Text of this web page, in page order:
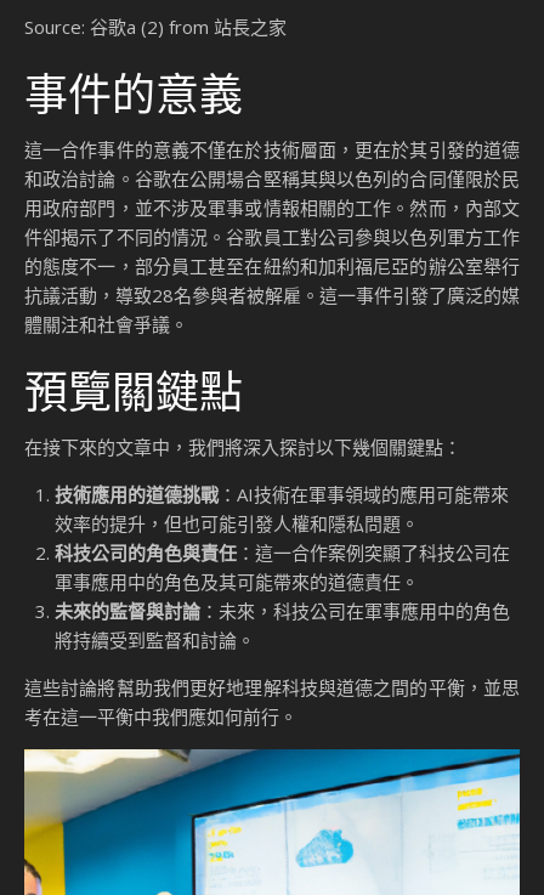
Source: 谷歌a (2) from 站長之家
事件的意義
這一合作事件的意義不僅在於技術層面，更在於其引發的道德
和政治討論。谷歌在公開場合堅稱其與以色列的合同僅限於民
用政府部門，並不涉及軍事或情報相關的工作。然而，內部文
件卻揭示了不同的情況。谷歌員工對公司參與以色列軍方工作
的態度不一，部分員工甚至在紐約和加利福尼亞的辦公室舉行
抗議活動，導致28名參與者被解雇。這一事件引發了廣泛的媒
體關注和社會爭議。
預覽關鍵點
在接下來的文章中，我們將深入探討以下幾個關鍵點：
技術應用的道德挑戰：AI技術在軍事領域的應用可能帶來
效率的提升，但也可能引發人權和隱私問題。
科技公司的角色與責任 ：這一合作案例突顯了科技公司在
軍事應用中的角色及其可能帶來的道德責任。
未來的監督與討論：未來，科技公司在軍事應用中的角色
將持續受到監督和討論。
這些討論將幫助我們更好地理解科技與道德之間的平衡，並思
考在這一平衡中我們應如何前行。